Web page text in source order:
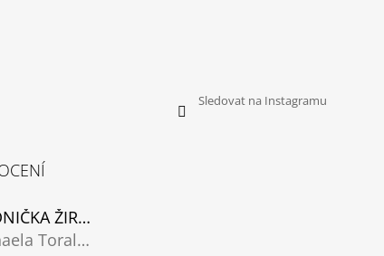
Sledovat na Instagramu
POKLADNIČKA ŽIRAFA
je 5 z 5 hvězdiček.
Michaela Toralová